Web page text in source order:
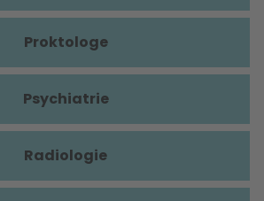
Proktologe
Psychiatrie
Radiologie